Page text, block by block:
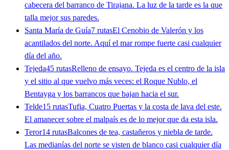
cabecera del barranco de Tirajana. La luz de la tarde es la que
talla mejor sus paredes.
Santa María de Guía7 rutasEl Cenobio de Valerón y los
acantilados del norte. Aquí el mar rompe fuerte casi cualquier
día del año.
Tejeda45 rutasRelleno de ensayo. Tejeda es el centro de la isla
y el sitio al que vuelvo más veces: el Roque Nublo, el
Bentayga y los barrancos que bajan hacia el sur.
Telde15 rutasTufia, Cuatro Puertas y la costa de lava del este.
El amanecer sobre el malpaís es de lo mejor que da esta isla.
Teror14 rutasBalcones de tea, castañeros y niebla de tarde.
Las medianías del norte se visten de blanco casi cualquier día